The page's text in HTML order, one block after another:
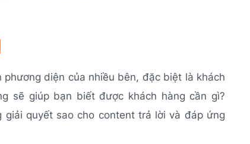
diện của nhiều bên, đặc biệt là khách
sẽ giúp bạn biết được khách hàng cần gì?
quyết sao cho content trả lời và đáp ứng